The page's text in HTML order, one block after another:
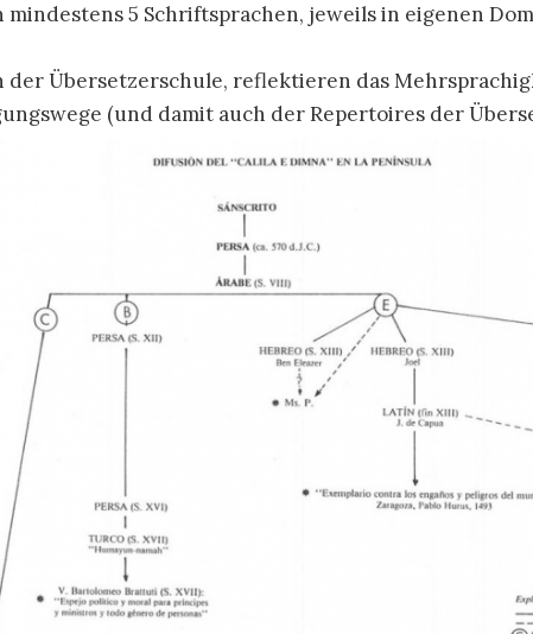
5 Schriftsprachen, jeweils in eigenen
Übersetzerschule, reflektieren das
(und damit auch der Repertoires der